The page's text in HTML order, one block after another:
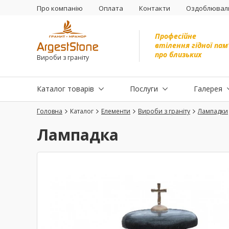
Про компанію Оплата Контакти
Вироби з граніту
Професійне
втілення гідної
про близьких
Каталог товарів Послуги Галерея
Головна Каталог Елементи Вироби з граніту Лампадки
Лампадка